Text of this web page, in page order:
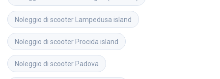
Noleggio di scooterLampedusa island
Noleggio di scooter Procida island
Noleggio di scooter Padova